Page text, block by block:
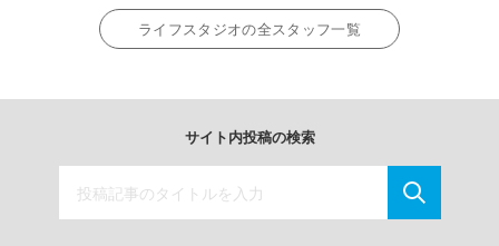
ライフスタジオの全スタッフ一覧
サイト内投稿の検索